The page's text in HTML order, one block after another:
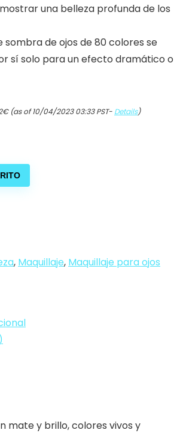
una belleza profunda de los
sombra de ojos de 80 colores se
sí solo para un efecto dramático o
€(as of 10/04/2023 03:33 PST- Details)
, Maquillaje, Maquillaje para ojos
mate y brillo, colores vivos y